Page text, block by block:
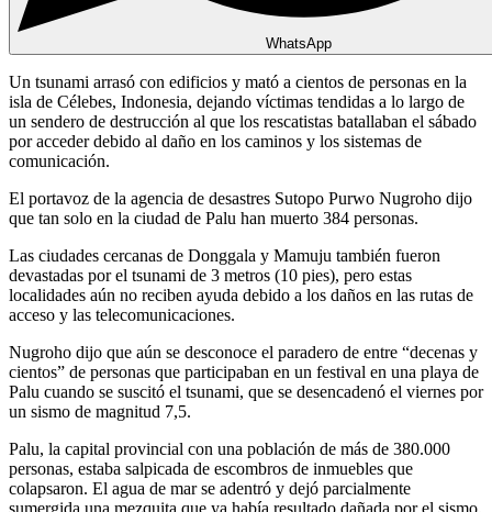
WhatsApp
Un tsunami arrasó con edificios y mató a cientos de personas en la
isla de Célebes, Indonesia, dejando víctimas tendidas a lo largo de
un sendero de destrucción al que los rescatistas batallaban el sábado
por acceder debido al daño en los caminos y los sistemas de
comunicación.
El portavoz de la agencia de desastres Sutopo Purwo Nugroho dijo
que tan solo en la ciudad de Palu han muerto 384 personas.
Las ciudades cercanas de Donggala y Mamuju también fueron
devastadas por el tsunami de 3 metros (10 pies), pero estas
localidades aún no reciben ayuda debido a los daños en las rutas de
acceso y las telecomunicaciones.
Nugroho dijo que aún se desconoce el paradero de entre “decenas y
cientos” de personas que participaban en un festival en una playa de
Palu cuando se suscitó el tsunami, que se desencadenó el viernes por
un sismo de magnitud 7,5.
Palu, la capital provincial con una población de más de 380.000
personas, estaba salpicada de escombros de inmuebles que
colapsaron. El agua de mar se adentró y dejó parcialmente
sumergida una mezquita que ya había resultado dañada por el sismo.